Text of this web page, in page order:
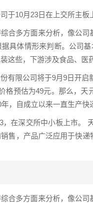
于10月23日在上交所主
合多方面来分析，像公
具体情形来判断。公司
这些，下游涉及食品、医
有限公司将于9月9日开
格预估为49元。那么，
，自成立以来一直生产快
，在深交所中小板上市。
售，产品广泛应用于快
合多方面来分析，像公